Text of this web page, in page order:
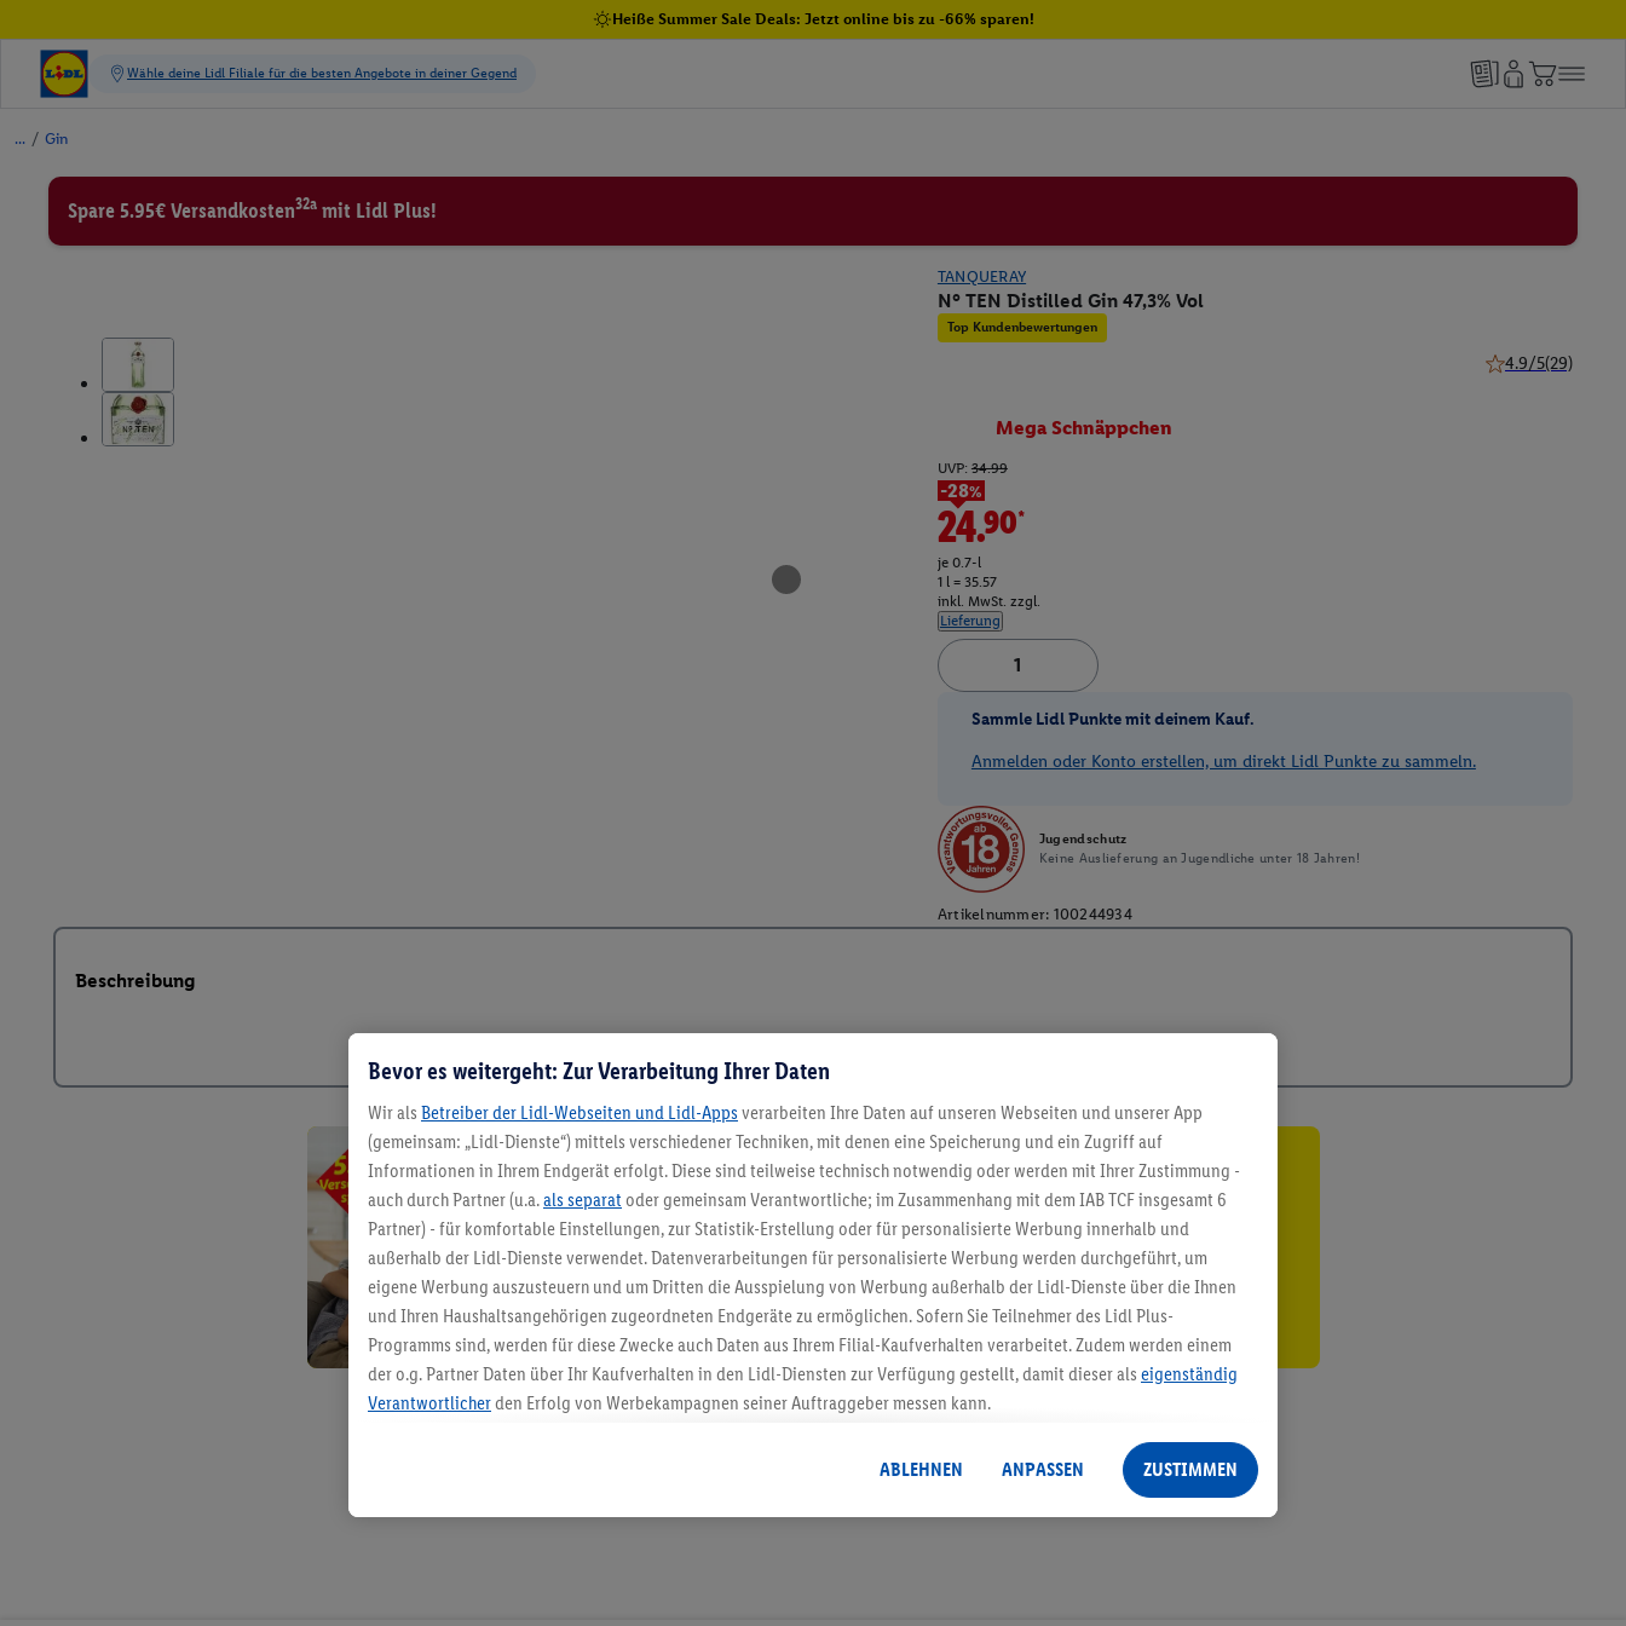
Heiße Summer Sale Deals: Jetzt online bis zu -66% sparen!
/ Gin
Spare 5.95€ Versandkosten32a mit Lidl Plus!
TANQUERAY
N° TEN Distilled Gin 47,3% Vol
Top Kundenbewertungen
4.9/5(29)
Mega Schnäppchen
UVP: 34.99
-28%
24.90*
je 0.7-l
1 l = 35.57
inkl. MwSt. zzgl.
Lieferung
Sammle Lidl Punkte mit deinem Kauf.
Anmelden oder Konto erstellen, um direkt Lidl Punkte zu sammeln.
Jugendschutz
Keine Auslieferung an Jugendliche unter 18 Jahren!
Artikelnummer: 100244934
Beschreibung
5.95 € Versand sparen³²ᵃ
Jetzt zum Newsletter anmelden
Gutschein sichern!
Bevor es weitergeht: Zur Verarbeitung Ihrer Daten
Wir als Betreiber der Lidl-Webseiten und Lidl-Apps verarbeiten Ihre Daten auf unseren Webseiten und unserer App
(gemeinsam: „Lidl-Dienste“) mittels verschiedener Techniken, mit denen eine Speicherung und ein Zugriff auf
Informationen in Ihrem Endgerät erfolgt. Diese sind teilweise technisch notwendig oder werden mit Ihrer Zustimmung -
auch durch Partner (u.a.als separat oder gemeinsam Verantwortliche; im Zusammenhang mit dem IAB TCF insgesamt 6
Partner) - für komfortable Einstellungen, zur Statistik-Erstellung oder für personalisierte Werbung innerhalb und
außerhalb der Lidl-Dienste verwendet. Datenverarbeitungen für personalisierte Werbung werden durchgeführt, um
eigene Werbung auszusteuern und um Dritten die Ausspielung von Werbung außerhalb der Lidl-Dienste über die Ihnen
und Ihren Haushaltsangehörigen zugeordneten Endgeräte zu ermöglichen. Sofern Sie Teilnehmer des Lidl Plus-
Programms sind, werden für diese Zwecke auch Daten aus Ihrem Filial-Kaufverhalten verarbeitet. Zudem werden einem
der o.g. Partner Daten über Ihr Kaufverhalten in den Lidl-Diensten zur Verfügung gestellt, damit dieser als eigenständig
Verantwortlicherden Erfolg von Werbekampagnen seiner Auftraggeber messen kann.
angereicherten Profilen. Dies umfasst die Zusammenführung von Daten (z.B. über Ihre Nutzung der Lidl-Dienste, Ihr
Kaufverhalten in den Lidl-Diensten, Informationen aus Ihrem Kundenkonto - z.B. Alter oder Geschlecht - sowie Ihre
genauen Standortdaten) auch über verschiedene Endgeräte und Lidl-Dienste hinweg einschließlich dem Speichern von
ABLEHNEN ANPASSEN ZUSTIMMEN